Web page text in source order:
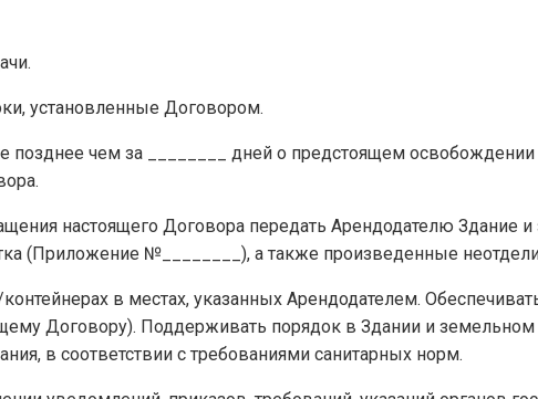
установленные Договором.
позднее чем за ________ дней о предстоящем освобождении
настоящего Договора передать Арендодателю Здание
(Приложение №________), а также произведенные
в местах, указанных Арендодателем.
Договору). Поддерживать порядок в Здании и земельном
в соответствии с требованиями санитарных норм.